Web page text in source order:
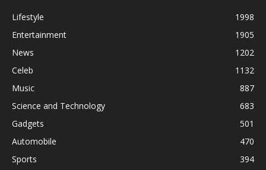
Lifestyle
1998
Entertainment
1905
News
1202
Celeb
1132
Music
887
Science and Technology
683
Gadgets
501
Automobile
470
Sports
394